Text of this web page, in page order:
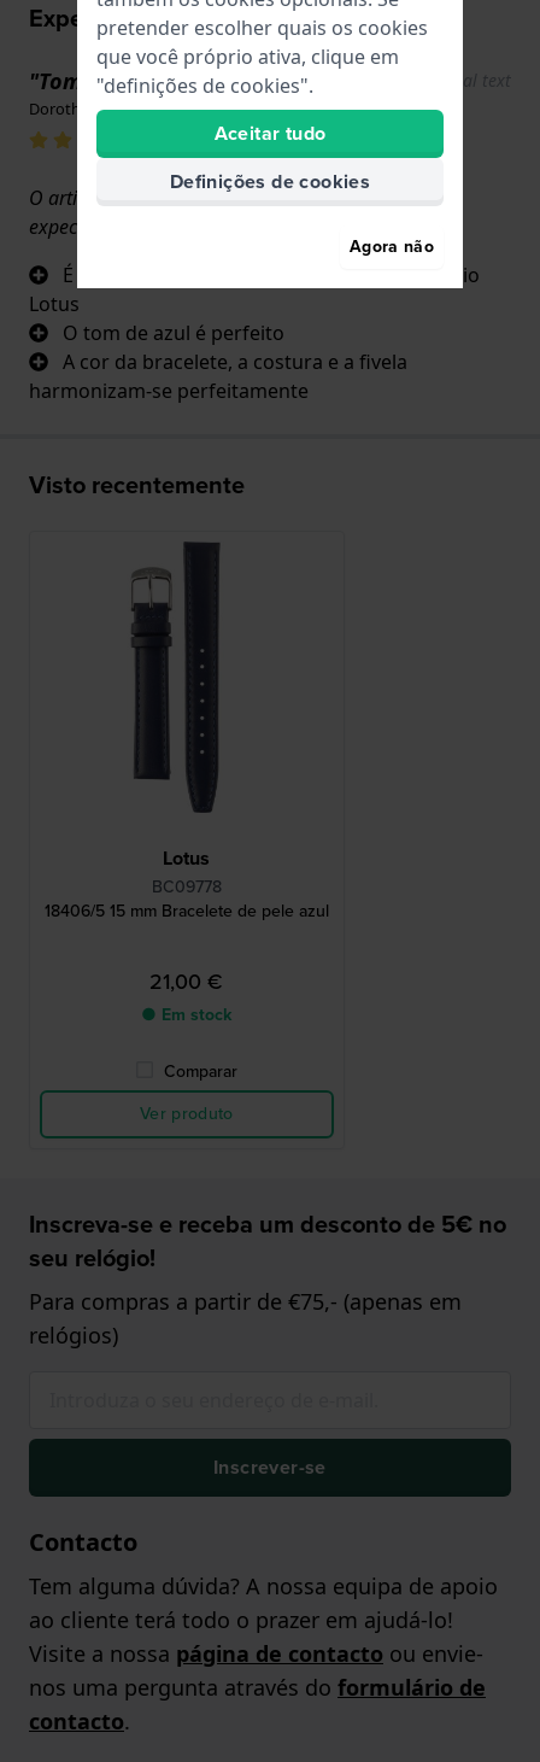
Experiências utilizador
"Tom de cor perfeito" Show original text
Dorothea · 17 de junho de 2022
O artigo corresponde absolutamente às minhas
expectativas
É a peça sobresselente original para o relógio
Lotus
O tom de azul é perfeito
A cor da bracelete, a costura e a fivela
harmonizam-se perfeitamente
Visto recentemente
Lotus
BC09778
18406/5 15 mm Bracelete de pele azul
21,00 €
● Em stock
Comparar
Ver produto
Inscreva-se e receba um desconto de 5€ no
seu relógio!
Para compras a partir de €75,- (apenas em
relógios)
Inscrever-se
Contacto
Tem alguma dúvida? A nossa equipa de apoio
ao cliente terá todo o prazer em ajudá-lo!
Visite a nossa página de contacto ou envie-
nos uma pergunta através do formulário de
contacto.
pretender escolher quais os cookies
que você próprio ativa, clique em
"definições de cookies".
Aceitar tudo
Definições de cookies
Agora não